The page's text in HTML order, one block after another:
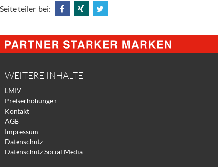
Seite teilen bei:
@
Facebook
@
Xing
@
Twitter
WEITERE INHALTE
LMIV
Preiserhöhungen
Kontakt
AGB
Impressum
Datenschutz
Datenschutz Social Media